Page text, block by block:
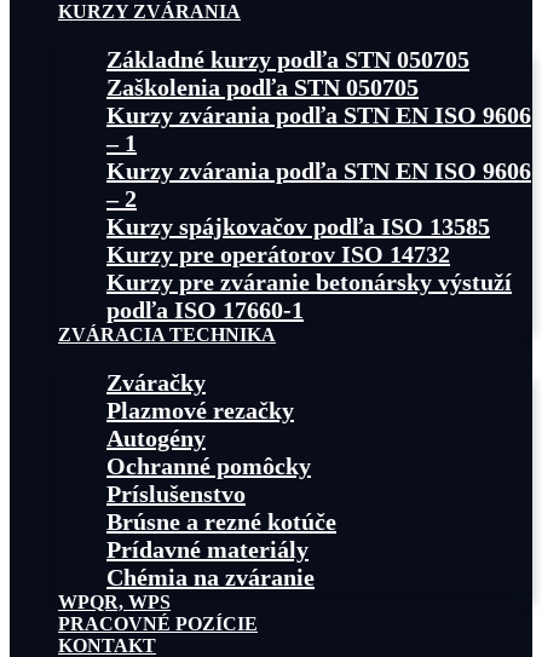
KURZY ZVÁRANIA
Základné kurzy podľa STN 050705
Zaškolenia podľa STN 050705
Kurzy zvárania podľa STN EN ISO 9606
– 1
Kurzy zvárania podľa STN EN ISO 9606
– 2
Kurzy spájkovačov podľa ISO 13585
Kurzy pre operátorov ISO 14732
Kurzy pre zváranie betonársky výstuží
podľa ISO 17660-1
ZVÁRACIA TECHNIKA
Zváračky
Plazmové rezačky
Autogény
Ochranné pomôcky
Príslušenstvo
Brúsne a rezné kotúče
Prídavné materiály
Chémia na zváranie
WPQR, WPS
PRACOVNÉ POZÍCIE
KONTAKT